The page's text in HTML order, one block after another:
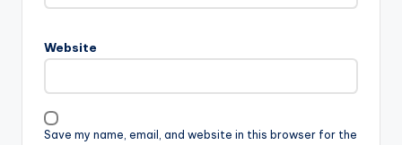
Website
Save my name, email, and website in this browser for the